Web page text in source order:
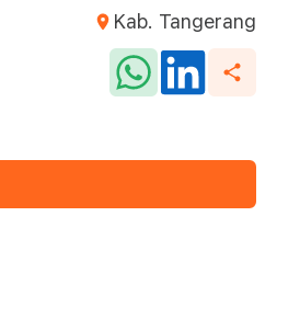
Kab. Tangerang